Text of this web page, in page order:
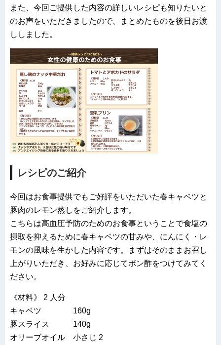
また、今回ご提供した内容の詳しいレシピも知りたいと
のお声をいただきましたので、まとめたものを後日お渡
ししました。
レシピのご紹介
今回はお食事提供でもご好評をいただいた春キャベツと
豚肉のレモン蒸しをご紹介します。
こちらは高血圧予防のためのお食事ということで食塩の
摂取を抑えるために春キャベツの甘みや、にんにく・レ
モンの風味を生かした内容です。まずはそのままお召し
上がりいただき、お好みに応じてポン酢をつけてみてく
ださい。
《材料》 2 人分
キャベツ 160g
豚スライス 140g
オリーブオイル 小さじ 2